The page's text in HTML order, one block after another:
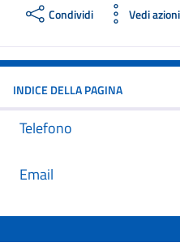
Condividi Vedi azioni
INDICE DELLA PAGINA
Telefono
Email